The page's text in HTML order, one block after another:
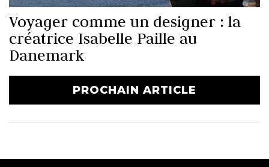
Voyager comme un designer : la
créatrice Isabelle Paille au
Danemark
PROCHAIN ARTICLE